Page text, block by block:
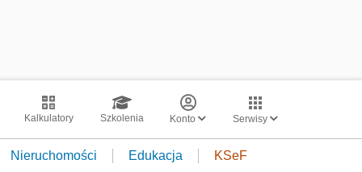
Kalkulatory Szkolenia Konto Serwisy
Nieruchomości Edukacja KSeF